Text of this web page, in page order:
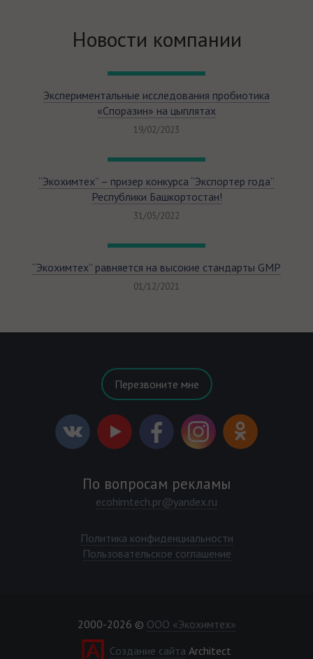
Новости компании
Экспериментальные исследования пробиотика
«Споразин» на цыплятах
19/02/2023
“Экохимтех” – призер конкурса “Экспортер года”
Республики Башкортостан!
31/05/2022
“Экохимтех” равняется на высокие стандарты GMP
01/12/2021
Перезвоните мне
По вопросам рекламы
ecohimtech.pr@yandex.ru
Политика конфиденциальности
Пользовательское соглашение
2000-2026 © ООО «Экохимтех»
Создание сайта Architect